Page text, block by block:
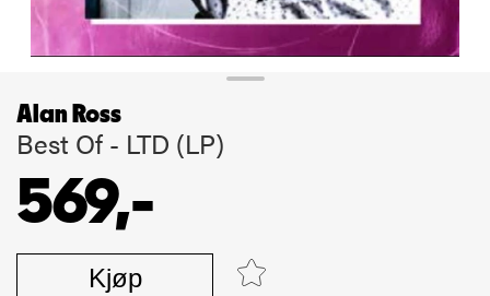
Alan Ross
Best Of - LTD (LP)
569,-
Kjøp